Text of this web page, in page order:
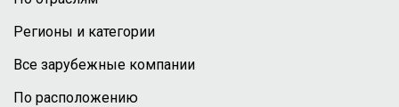
Регионы и категории
Все зарубежные компании
По расположению